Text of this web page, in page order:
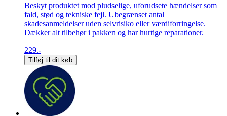
Beskyt produktet mod pludselige, uforudsete hændelser som
fald, stød og tekniske fejl. Ubegrænset antal
skadesanmeldelser uden selvrisiko eller værdiforringelse.
Dækker alt tilbehør i pakken og har hurtige reparationer.
229.-
Tilføj til dit køb